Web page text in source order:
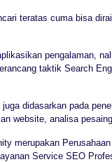
teratas cuma bisa
pengalaman,
taktik Search
didasarkan pada
website, analisa
merupakan
Service SEO